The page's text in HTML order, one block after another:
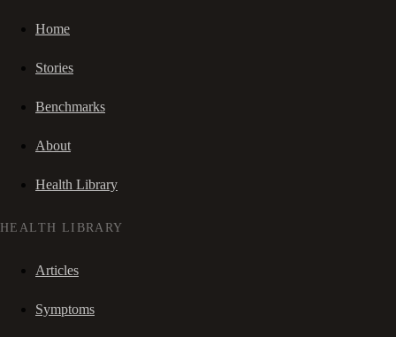
Home
Stories
Benchmarks
About
Health Library
HEALTH LIBRARY
Articles
Symptoms